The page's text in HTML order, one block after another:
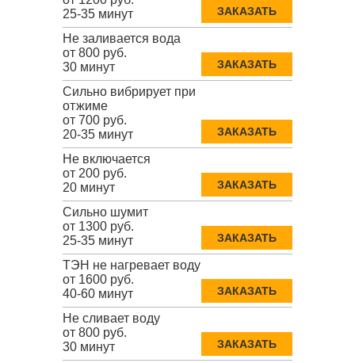
25-35 минут
ЗАКАЗАТЬ
Не заливается вода
от 800 руб.
30 минут
ЗАКАЗАТЬ
Сильно вибрирует при
отжиме
от 700 руб.
20-35 минут
ЗАКАЗАТЬ
Не включается
от 200 руб.
20 минут
ЗАКАЗАТЬ
Сильно шумит
от 1300 руб.
25-35 минут
ЗАКАЗАТЬ
ТЭН не нагревает воду
от 1600 руб.
40-60 минут
ЗАКАЗАТЬ
Не сливает воду
от 800 руб.
30 минут
ЗАКАЗАТЬ